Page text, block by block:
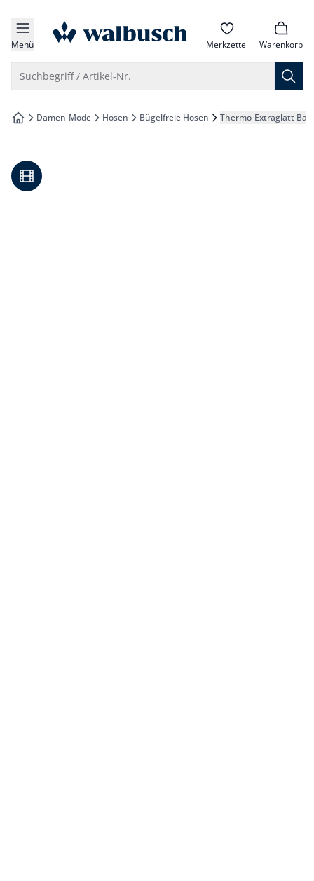
springen
springen
springen
springen
Menü zur Startseite Merkzettel Warenkorb
Suchbegriff / Artikel-Nr.
zur Startseite
Damen-Mode Hosen Bügelfreie Hosen Thermo-Extraglatt
Video